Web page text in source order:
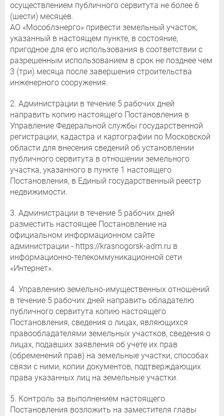
осуществлением публичного сервитута не более 6
(шести) месяцев.
АО «Мособлэнерго» привести земельный участок,
указанный в настоящем пункте, в состояние,
пригодное для его использования в соответствии с
разрешенным использованием в срок не позднее чем
3 (три) месяца после завершения строительства
инженерного сооружения.
2. Администрации в течение 5 рабочих дней
направить копию настоящего Постановления в
Управление Федеральной службы государственной
регистрации, кадастра и картографии по Московской
области для внесения сведений об установлении
публичного сервитута в отношении земельного
участка, указанного в пункте 1 настоящего
Постановления, в Единый государственный реестр
недвижимости.
3. Администрации в течение 5 рабочих дней
разместить настоящее Постановление на
официальном информационном сайте
администрации - https://krasnogorsk-adm.ru в
информационно-телекоммуникационной сети
«Интернет».
4. Управлению земельно-имущественных отношений
в течение 5 рабочих дней направить обладателю
публичного сервитута копию настоящего
Постановления, сведения о лицах, являющихся
правообладателями земельных участков, сведения о
лицах, подавших заявления об учете их прав
(обременений прав) на земельные участки, способах
связи с ними, копии документов, подтверждающих
права указанных лиц на земельные участки.
5. Контроль за выполнением настоящего
Постановления возложить на заместителя главы